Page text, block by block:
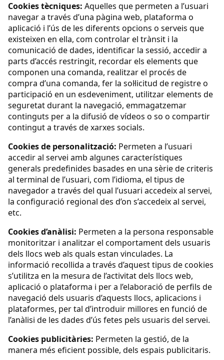
Cookies tècniques: Aquelles que permeten a l’usuari
navegar a través d’una pàgina web, plataforma o
aplicació i l’ús de les diferents opcions o serveis que
existeixen en ella, com controlar el trànsit i la
comunicació de dades, identificar la sessió, accedir a
parts d’accés restringit, recordar els elements que
componen una comanda, realitzar el procés de
compra d’una comanda, fer la sol·licitud de registre o
participació en un esdeveniment, utilitzar elements de
seguretat durant la navegació, emmagatzemar
continguts per a la difusió de vídeos o so o compartir
contingut a través de xarxes socials.
Cookies de personalització: Permeten a l’usuari
accedir al servei amb algunes característiques
generals predefinides basades en una sèrie de criteris
al terminal de l’usuari, com l’idioma, el tipus de
navegador a través del qual l’usuari accedeix al servei,
la configuració regional des d’on s’accedeix al servei,
etc.
Cookies d’anàlisi: Permeten a la persona responsable
monitoritzar i analitzar el comportament dels usuaris
dels llocs web als quals estan vinculades. La
informació recollida a través d’aquest tipus de cookies
s’utilitza en la mesura de l’activitat dels llocs web,
aplicació o plataforma i per a l’elaboració de perfils de
navegació dels usuaris d’aquests llocs, aplicacions i
plataformes, per tal d’introduir millores en funció de
l’anàlisi de les dades d’ús fetes pels usuaris del servei.
Cookies publicitàries: Permeten la gestió, de la
manera més eficient possible, dels espais publicitaris.